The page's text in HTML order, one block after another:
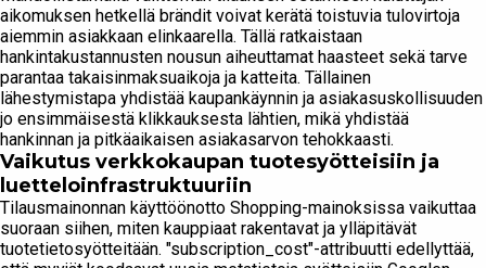
aikomuksen hetkellä brändit voivat kerätä toistuvia tulovirtoja
aiemmin asiakkaan elinkaarella. Tällä ratkaistaan
hankintakustannusten nousun aiheuttamat haasteet sekä tarve
parantaa takaisinmaksuaikoja ja katteita. Tällainen
lähestymistapa yhdistää kaupankäynnin ja asiakasuskollisuuden
jo ensimmäisestä klikkauksesta lähtien, mikä yhdistää
hankinnan ja pitkäaikaisen asiakasarvon tehokkaasti.
Vaikutus verkkokaupan tuotesyötteisiin ja
luetteloinfrastruktuuriin
Tilausmainonnan käyttöönotto Shopping-mainoksissa vaikuttaa
suoraan siihen, miten kauppiaat rakentavat ja ylläpitävät
tuotetietosyötteitään. "subscription_cost"-attribuutti edellyttää,